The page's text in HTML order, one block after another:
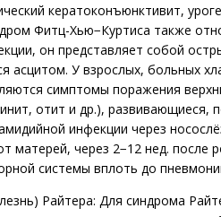
кератоконъюнктивит,
Фитц-Хью−Куртиса также
он представляет собой
асцитом. У взрослых, больных
симптомы поражения
отит и др.), развивающиеся,
инфекции через
матерей, через 2−12 нед. после
системы вплоть до
Райтера: Для синдрома